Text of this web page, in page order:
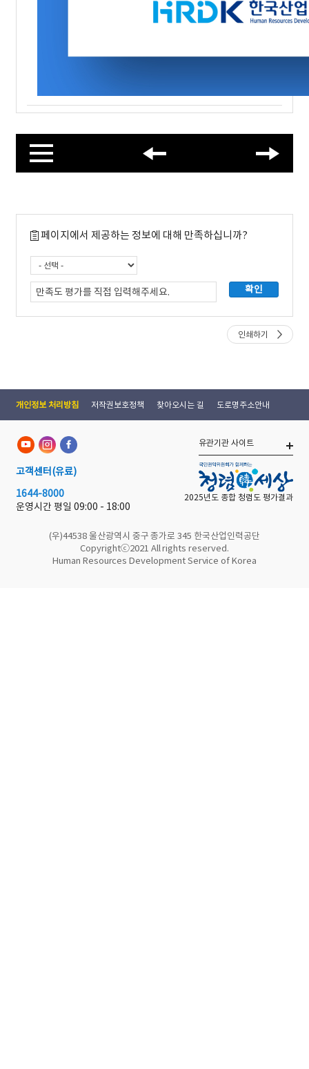
페이지에서 제공하는 정보에 대해 만족하십니까?
인쇄하기
개인정보 처리방침 저작권보호정책 찾아오시는 길 도로명주소안내
고객센터 (유료)
1644-8000
운영시간 평일 09:00 - 18:00
(우)44538 울산광역시 중구 종가로 345 한국산업인력공단
Copyrightⓒ2021 All rights reserved.
Human Resources Development Service of Korea
유관기관 사이트
2025년도 종합 청렴도 평가결과